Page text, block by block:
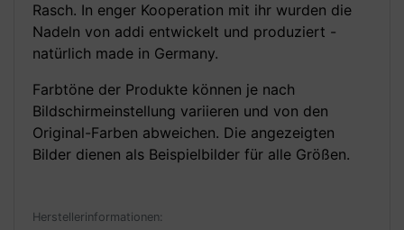
Rasch. In enger Kooperation mit ihr wurden die
Nadeln von addi entwickelt und produziert -
natürlich made in Germany.
Farbtöne der Produkte können je nach
Bildschirmeinstellung variieren und von den
Original-Farben abweichen. Die angezeigten
Bilder dienen als Beispielbilder für alle Größen.
Herstellerinformationen: